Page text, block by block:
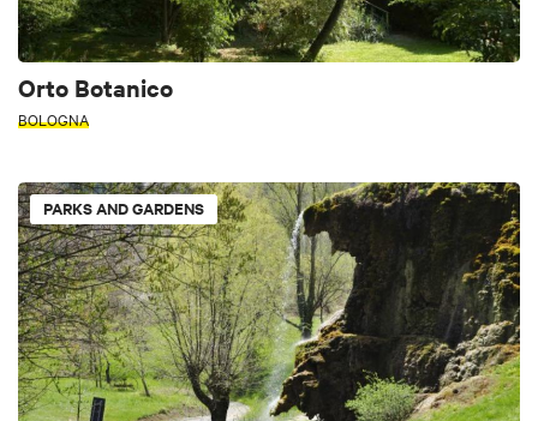
Orto Botanico
BOLOGNA
PARKS AND GARDENS